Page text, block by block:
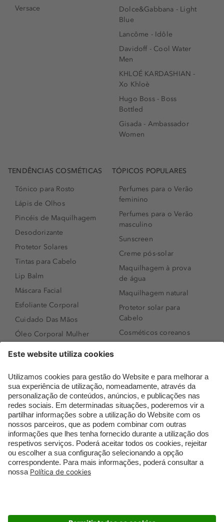
Versace
Dolce&Gabbana - Light
Blue
Lancôme - Idôle
Davidoff - Cool Water
Men
KHLOÉ KARDASHIAN -
Xo Khloè
Hugo Boss - Boss
Bottled
Gisada - Ambassador
Women
TENDÊNCIAS COSMÉTICAS
Tónico para Rosto
Lápis de Olhos
Pincéis de Maquilhagem
Desodorizante
Protetor Solares
Tintas para Cabelo
Lip Balm
Máscara Facial
Esfoliante Corporal
Cuidado Das Mãos
Óleo Corporal Mulher
Bronzer
Sérum de Rosto
Body mist & Spray
corporal
Produtos para Cabelo
Homem
Espuma de Limpeza
Facial
Dermocosmética
TÓPICOS POPULARES
Perfumes para o Verão
feminino
Perfumes para o Verão
masculino
Sunscreen
Creme pós-solar
Maquilhagem à prova
de água
Maquilhagem natural
Protetor solar para
Cabelo
Cosméticos coreanos
Perfumes árabes
Novidades
Melhores Perfumes
Femininos
TOP 10: Perfumes
Masculinos
Pestanas Postiças
Creme Rosto Homem
Embalagens Sustentáveis